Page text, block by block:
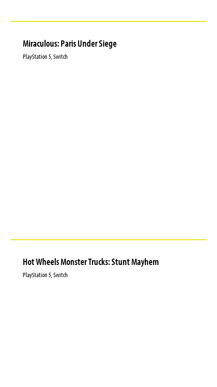
Miraculous: Paris Under Siege
PlayStation 5, Switch
Hot Wheels Monster Trucks: Stunt Mayhem
PlayStation 5, Switch